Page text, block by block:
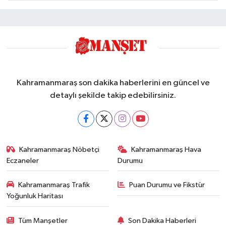
Kahramanmaraş son dakika haberlerini en güncel ve
detaylı şekilde takip edebilirsiniz.
Kahramanmaraş Nöbetçi
Eczaneler
Kahramanmaraş Hava
Durumu
Kahramanmaraş Trafik
Yoğunluk Haritası
Puan Durumu ve Fikstür
Tüm Manşetler Son Dakika Haberleri